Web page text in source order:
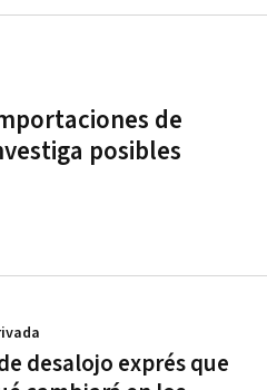
de
posibles
desalojo exprés que